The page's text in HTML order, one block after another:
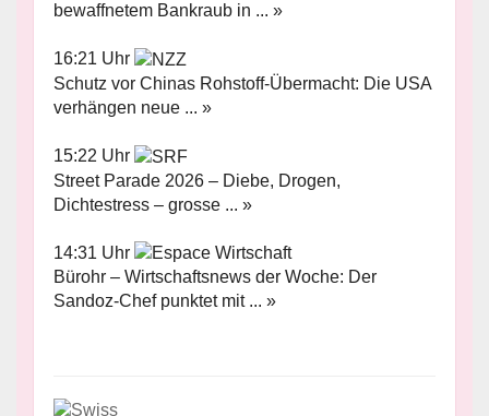
bewaffnetem Bankraub in ... »
16:21 Uhr
Schutz vor Chinas Rohstoff-Übermacht: Die USA
verhängen neue ... »
15:22 Uhr
Street Parade 2026 – Diebe, Drogen,
Dichtestress – grosse ... »
14:31 Uhr
Bürohr – Wirtschaftsnews der Woche: Der
Sandoz-Chef punktet mit ... »